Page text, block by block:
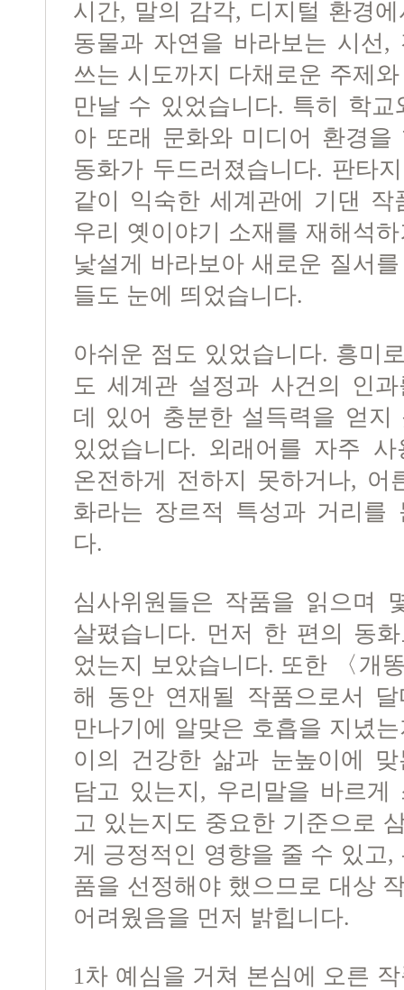
시간, 말의 감각, 디지털 환경
동물과 자연을 바라보는 시선,
쓰는 시도까지 다채로운 주제
만날 수 있었습니다. 특히 학
아 또래 문화와 미디어 환경을
동화가 두드러졌습니다. 판타
같이 익숙한 세계관에 기댄 작
우리 옛이야기 소재를 재해석
낯설게 바라보아 새로운 질서
들도 눈에 띄었습니다.
아쉬운 점도 있었습니다. 흥미
도 세계관 설정과 사건의 인
데 있어 충분한 설득력을 얻지
있었습니다. 외래어를 자주
온전하게 전하지 못하거나, 어
화라는 장르적 특성과 거리를
다.
심사위원들은 작품을 읽으며
살폈습니다. 먼저 한 편의 동
었는지 보았습니다. 또한 〈개
해 동안 연재될 작품으로서
만나기에 알맞은 호흡을 지녔
이의 건강한 삶과 눈높이에
담고 있는지, 우리말을 바르게
고 있는지도 중요한 기준으로
게 긍정적인 영향을 줄 수 있고,
품을 선정해야 했으므로 대상
어려웠음을 먼저 밝힙니다.
1차 예심을 거쳐 본심에 오른